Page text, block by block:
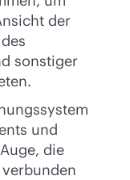
der
sonstiger
und
die